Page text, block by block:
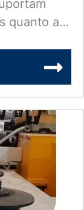
quanto a